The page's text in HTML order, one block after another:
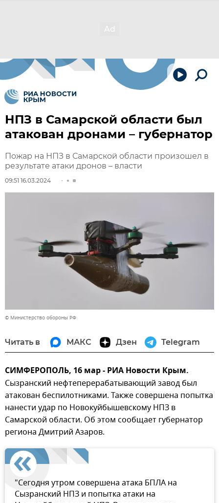
НПЗ в Самарской области был
атакован дронами – губернатор
Пожар на НПЗ в Самарской области произошел в
результате атаки дронов – власти
09:51 16.03.2024
© Министерство обороны РФ
Читать в МАКС Дзен Telegram
СИМФЕРОПОЛЬ, 16 мар - РИА Новости Крым.
Сызранский нефтеперерабатывающий завод был
атакован беспилотниками. Также совершена попытка
нанести удар по Новокуйбышевскому НПЗ в
Самарской области. Об этом сообщает губернатор
региона Дмитрий Азаров.
"Сегодня утром совершена атака БПЛА на
Сызранский НПЗ и попытка атаки на